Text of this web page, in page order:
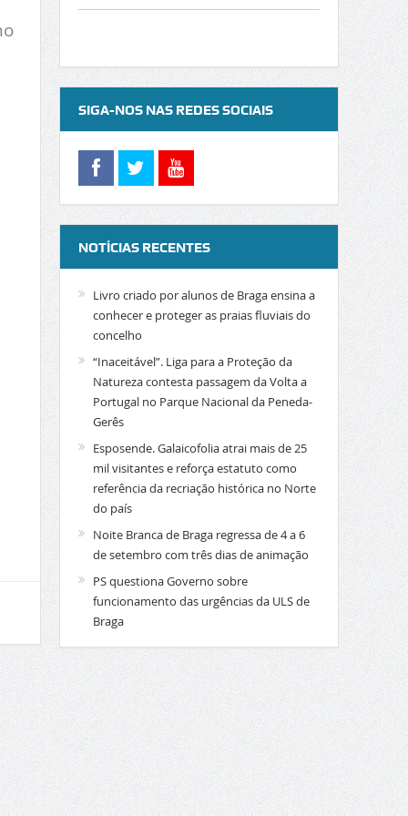
SIGA-NOS NAS REDES SOCIAIS
NOTÍCIAS RECENTES
Livro criado por alunos de Braga ensina a
conhecer e proteger as praias fluviais do
concelho
“Inaceitável”. Liga para a Proteção da
Natureza contesta passagem da Volta a
Portugal no Parque Nacional da Peneda-
Gerês
Esposende. Galaicofolia atrai mais de 25
mil visitantes e reforça estatuto como
referência da recriação histórica no Norte
do país
Noite Branca de Braga regressa de 4 a 6
de setembro com três dias de animação
PS questiona Governo sobre
funcionamento das urgências da ULS de
Braga